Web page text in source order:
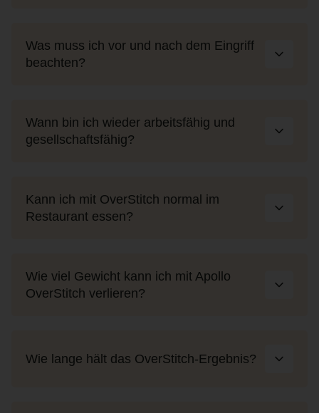
Was muss ich vor und nach dem Eingriff
beachten?
Wann bin ich wieder arbeitsfähig und
gesellschaftsfähig?
Kann ich mit OverStitch normal im
Restaurant essen?
Wie viel Gewicht kann ich mit Apollo
OverStitch verlieren?
Wie lange hält das OverStitch-Ergebnis?